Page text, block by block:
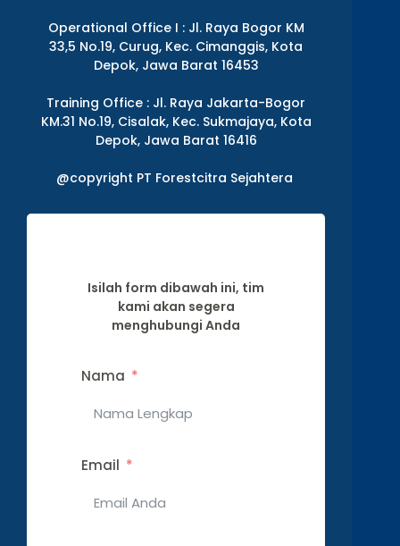
Operational Office I : Jl. Raya Bogor KM
33,5 No.19, Curug, Kec. Cimanggis, Kota
Depok, Jawa Barat 16453
Training Office : Jl. Raya Jakarta-Bogor
KM.31 No.19, Cisalak, Kec. Sukmajaya, Kota
Depok, Jawa Barat 16416
@copyright PT Forestcitra Sejahtera
Isilah form dibawah ini, tim
kami akan segera
menghubungi Anda
Nama
Email